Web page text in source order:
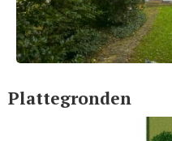
Plattegronden